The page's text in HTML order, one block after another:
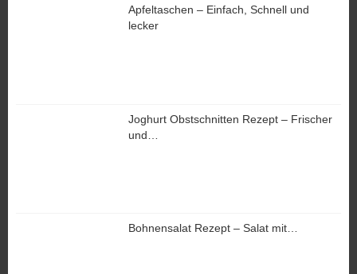
Apfeltaschen – Einfach, Schnell und
lecker
Joghurt Obstschnitten Rezept – Frischer
und…
Bohnensalat Rezept – Salat mit…